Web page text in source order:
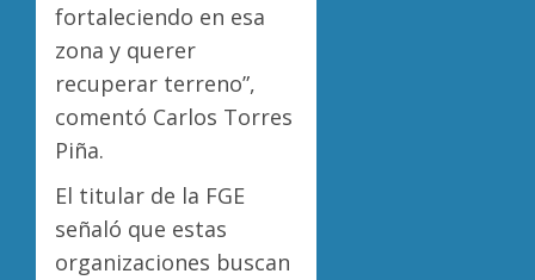
fortaleciendo en esa
zona y querer
recuperar terreno”,
comentó Carlos Torres
Piña.
El titular de la FGE
señaló que estas
organizaciones buscan